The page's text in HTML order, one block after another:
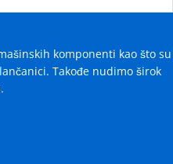
komponenti kao što su
Takođe nudimo širok